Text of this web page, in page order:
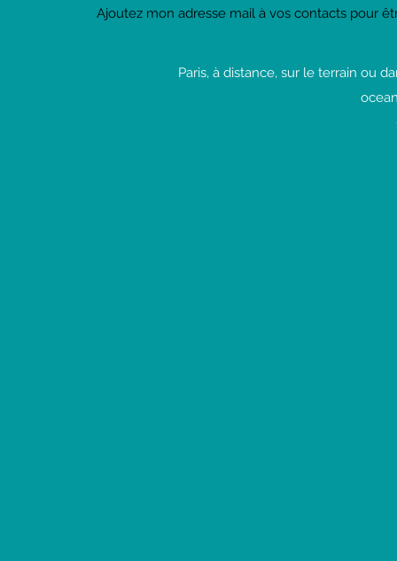
ultra-simples ultra-bons
Ajoutez mon adresse mail à vos contacts pour
Paris, à distance, sur le terrain ou